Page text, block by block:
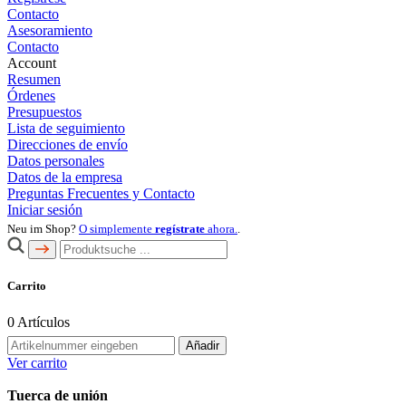
Contacto
Asesoramiento
Contacto
Account
Resumen
Órdenes
Presupuestos
Lista de seguimiento
Direcciones de envío
Datos personales
Datos de la empresa
Preguntas Frecuentes y Contacto
Iniciar sesión
Neu im Shop? O simplemente regístrate ahora..
Carrito
0 Artículos
Añadir
Ver carrito
Tuerca de unión